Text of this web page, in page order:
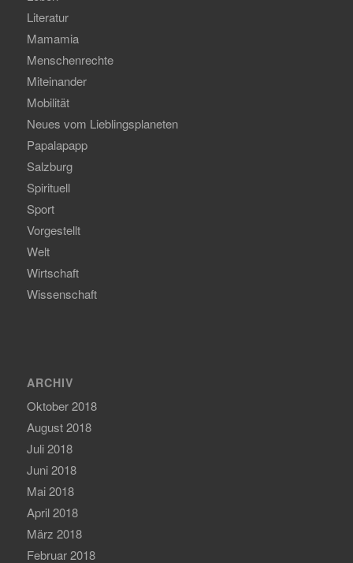
Literatur
Mamamia
Menschenrechte
Miteinander
Mobilität
Neues vom Lieblingsplaneten
Papalapapp
Salzburg
Spirituell
Sport
Vorgestellt
Welt
Wirtschaft
Wissenschaft
ARCHIV
Oktober 2018
August 2018
Juli 2018
Juni 2018
Mai 2018
April 2018
März 2018
Februar 2018